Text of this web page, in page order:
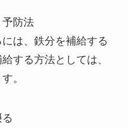
防法
は、鉄分を補給する
する方法としては、
。